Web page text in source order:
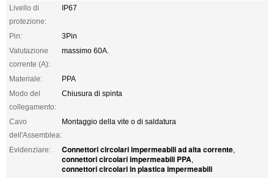
Livello di
protezione:
IP67
Pin:
3Pin
Valutazione
corrente (A):
massimo 60A.
Materiale:
PPA
Modo del
collegamento:
Chiusura di spinta
Cavo
dell'Assemblea:
Montaggio della vite o di saldatura
Evidenziare: Connettori circolari impermeabili ad alta corrente,
connettori circolari impermeabili PPA,
connettori circolari in plastica impermeabili